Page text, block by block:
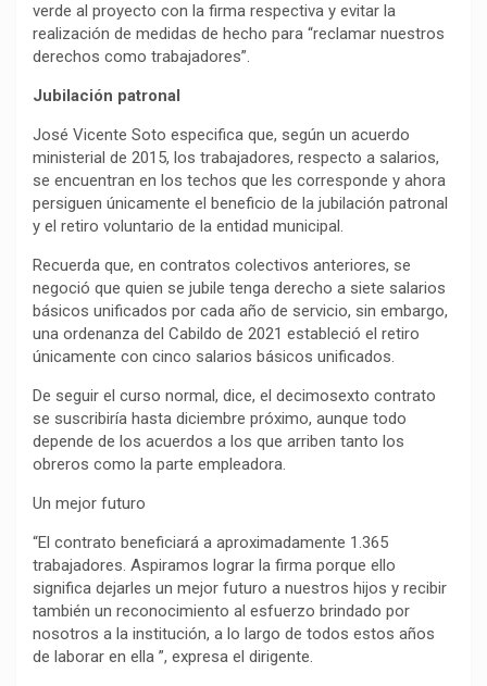
verde al proyecto con la firma respectiva y evitar la
realización de medidas de hecho para “reclamar nuestros
derechos como trabajadores”.
Jubilación patronal
José Vicente Soto especifica que, según un acuerdo
ministerial de 2015, los trabajadores, respecto a salarios,
se encuentran en los techos que les corresponde y ahora
persiguen únicamente el beneficio de la jubilación patronal
y el retiro voluntario de la entidad municipal.
Recuerda que, en contratos colectivos anteriores, se
negoció que quien se jubile tenga derecho a siete salarios
básicos unificados por cada año de servicio, sin embargo,
una ordenanza del Cabildo de 2021 estableció el retiro
únicamente con cinco salarios básicos unificados.
De seguir el curso normal, dice, el decimosexto contrato
se suscribiría hasta diciembre próximo, aunque todo
depende de los acuerdos a los que arriben tanto los
obreros como la parte empleadora.
Un mejor futuro
“El contrato beneficiará a aproximadamente 1.365
trabajadores. Aspiramos lograr la firma porque ello
significa dejarles un mejor futuro a nuestros hijos y recibir
también un reconocimiento al esfuerzo brindado por
nosotros a la institución, a lo largo de todos estos años
de laborar en ella ”, expresa el dirigente.